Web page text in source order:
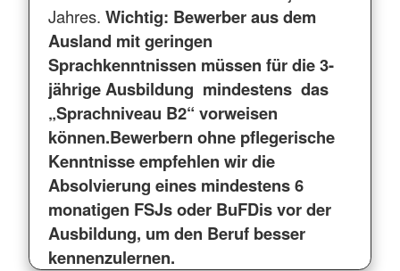
Jahres. Wichtig: Bewerber aus dem
Ausland mit geringen
Sprachkenntnissen müssen für die 3-
jährige Ausbildung mindestens das
„Sprachniveau B2“ vorweisen
können.Bewerbern ohne pflegerische
Kenntnisse empfehlen wir die
Absolvierung eines mindestens 6
monatigen FSJs oder BuFDis vor der
Ausbildung, um den Beruf besser
kennenzulernen.